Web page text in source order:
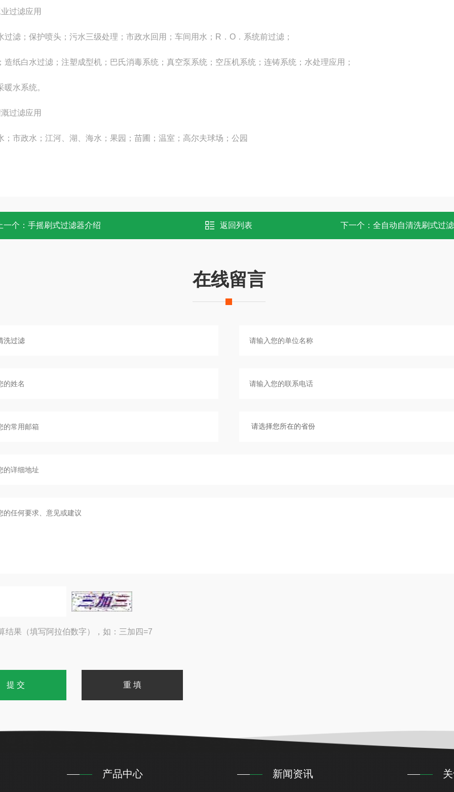
过滤应用
过滤；保护喷头；污水三级处理；市政水回用；车间用水；R．O．系统前过滤；
造纸白水过滤；注塑成型机；巴氏消毒系统；真空泵系统；空压机系统；连铸系统；水处理应用；
暖水系统。
过滤应用
；市政水；江河、湖、海水；果园；苗圃；温室；高尔夫球场；公园
上一个： 手摇刷式过滤器介绍 返回列表 下一个： 全自动自清洗刷式过
在线留言
结果（填写阿拉伯数字），如：三加四=7
产品中心 新闻资讯